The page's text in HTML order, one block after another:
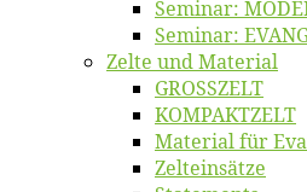
Se­mi­nar:
Se­mi­nar:
Zel­te und Material
GROSSZELT
KOMPAKTZELT
Ma­te­ri­al für
Zelt­ein­sät­ze